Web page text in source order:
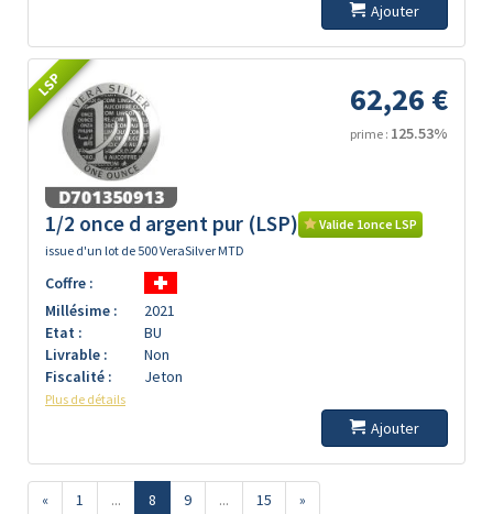
Ajouter
LSP 62,26 €
prime : 125.53%
1/2 once d argent pur (LSP)
Valide 1once LSP
issue d'un lot de 500 VeraSilver MTD
Coffre :
Millésime :
2021
Etat :
BU
Livrable :
Non
Fiscalité :
Jeton
Plus de détails
Ajouter
« 1 ... 8 9 ... 15 »